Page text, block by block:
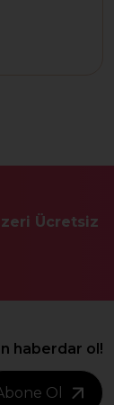
Ücretsiz
haberdar ol!
Ol